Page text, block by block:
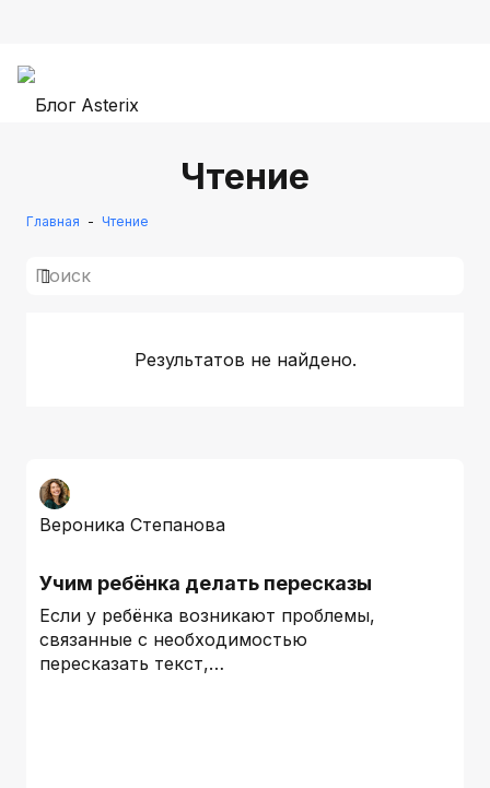
Чтение
Главная - Чтение
Результатов не найдено.
Вероника Степанова
Учим ребёнка делать пересказы
Если у ребёнка возникают проблемы,
связанные с необходимостью
пересказать текст,…